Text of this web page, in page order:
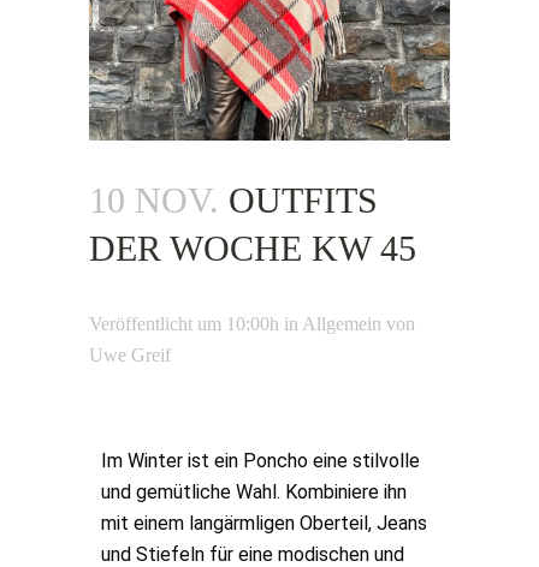
10 NOV. OUTFITS
DER WOCHE KW 45
Veröffentlicht um 10:00h in Allgemein von
Uwe Greif
Im Winter ist ein Poncho eine stilvolle
und gemütliche Wahl. Kombiniere ihn
mit einem langärmligen Oberteil, Jeans
und Stiefeln für eine modischen und